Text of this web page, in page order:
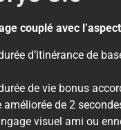
couplé avec
d’itinérance de
de vie bonus
améliorée de 2
visuel ami ou